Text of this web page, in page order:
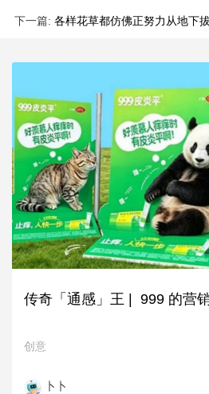
下一篇: 各样花草都仿佛正努力从地下拔起，在温暖日头下， 守着本分，静静地
传奇「通感」王 | 999 的营
创意
卜卜